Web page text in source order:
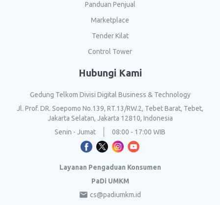
Panduan Penjual
Marketplace
Tender Kilat
Control Tower
Hubungi Kami
Gedung Telkom Divisi Digital Business & Technology
Jl. Prof. DR. Soepomo No.139, RT.13/RW.2, Tebet Barat, Tebet,
Jakarta Selatan, Jakarta 12810, Indonesia
Senin - Jumat
08:00 - 17:00 WIB
Layanan Pengaduan Konsumen
PaDi UMKM
cs@padiumkm.id